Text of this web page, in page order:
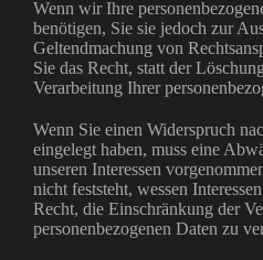
Wenn wir Ihre
benötigen, Sie sie jedoch zur
Geltendmachung von
Sie das Recht, statt der
Verarbeitung Ihrer
Wenn Sie einen Widerspruch
eingelegt haben, muss eine
unseren Interessen
nicht feststeht, wessen
Recht, die Einschränkung der
personenbezogenen Daten zu